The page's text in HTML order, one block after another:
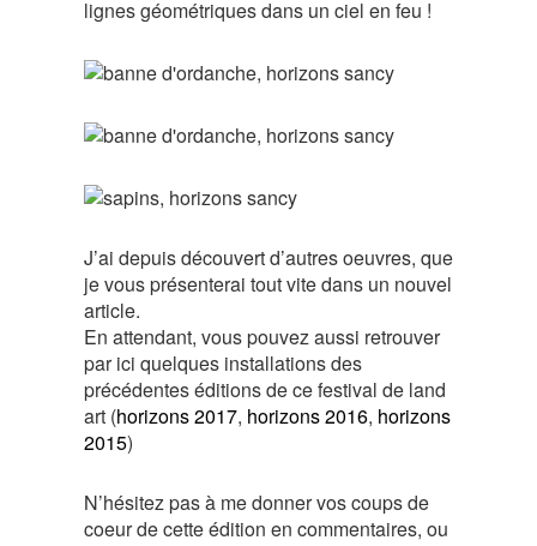
lignes géométriques dans un ciel en feu !
J’ai depuis découvert d’autres oeuvres, que
je vous présenterai tout vite dans un nouvel
article.
En attendant, vous pouvez aussi retrouver
par ici quelques installations des
précédentes éditions de ce festival de land
art (horizons 2017, horizons 2016, horizons
2015)
N’hésitez pas à me donner vos coups de
coeur de cette édition en commentaires, ou